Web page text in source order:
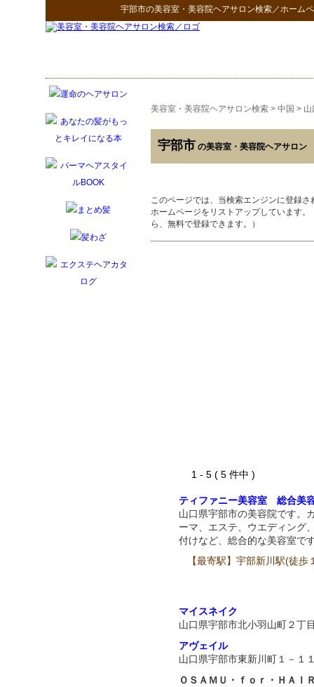
宇部市の美容室・美容院ヘアサロン検索／ホーム
美容室・美容院ヘアサロン検索 > 中国 > 山
宇部市 の美容室・美容院ヘアサロン
このページでは、当検索エンジンに登録さ
ホームページをリストアップしています
ら、無料で登録できます。）
1 - 5 ( 5 件中 )
ティファニー美容室 総合美
山口県宇部市の美容院です。
ーマ、エステ、ウエディング
付けなど、総合的な美容室で
【最寄駅】宇部新川駅(徒歩
マイスネイク
山口県宇部市北小羽山町２丁
アヴェイル
山口県宇部市東新川町１－１
ＯＳＡＭＵ・ｆｏｒ・ＨＡＩ